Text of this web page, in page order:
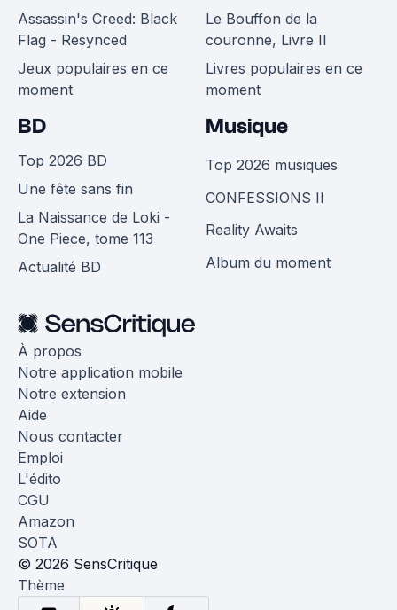
Assassin's Creed: Black
Flag - Resynced
Jeux populaires en ce
moment
Le Bouffon de la
couronne, Livre II
Livres populaires en ce
moment
BD
Top 2026 BD
Une fête sans fin
La Naissance de Loki -
One Piece, tome 113
Actualité BD
Musique
Top 2026 musiques
CONFESSIONS II
Reality Awaits
Album du moment
À propos
Notre application mobile
Notre extension
Aide
Nous contacter
Emploi
L'édito
CGU
Amazon
SOTA
© 2026 SensCritique
Thème